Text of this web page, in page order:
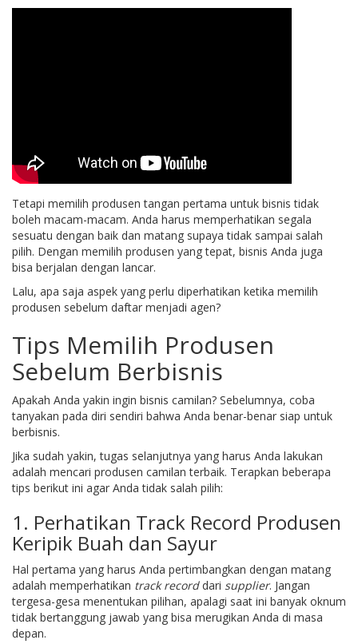
Tetapi memilih produsen tangan pertama untuk bisnis tidak
boleh macam-macam. Anda harus memperhatikan segala
sesuatu dengan baik dan matang supaya tidak sampai salah
pilih. Dengan memilih produsen yang tepat, bisnis Anda juga
bisa berjalan dengan lancar.
Lalu, apa saja aspek yang perlu diperhatikan ketika memilih
produsen sebelum daftar menjadi agen?
Tips Memilih Produsen
Sebelum Berbisnis
Apakah Anda yakin ingin bisnis camilan? Sebelumnya, coba
tanyakan pada diri sendiri bahwa Anda benar-benar siap untuk
berbisnis.
Jika sudah yakin, tugas selanjutnya yang harus Anda lakukan
adalah mencari produsen camilan terbaik. Terapkan beberapa
tips berikut ini agar Anda tidak salah pilih:
1. Perhatikan Track Record Produsen
Keripik Buah dan Sayur
Hal pertama yang harus Anda pertimbangkan dengan matang
adalah memperhatikan track recorddari supplier. Jangan
tergesa-gesa menentukan pilihan, apalagi saat ini banyak oknum
tidak bertanggung jawab yang bisa merugikan Anda di masa
depan.